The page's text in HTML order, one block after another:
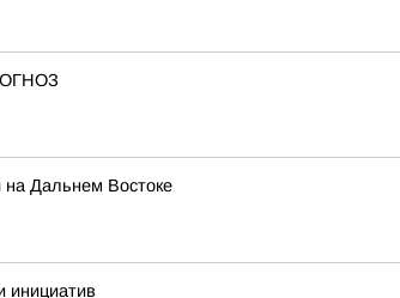
на Дальнем Востоке
инициатив